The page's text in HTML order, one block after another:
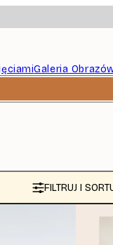
Galeria
FILTRUJ I